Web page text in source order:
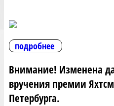
подробнее
Внимание! Изменена
вручения премии
Петербурга.